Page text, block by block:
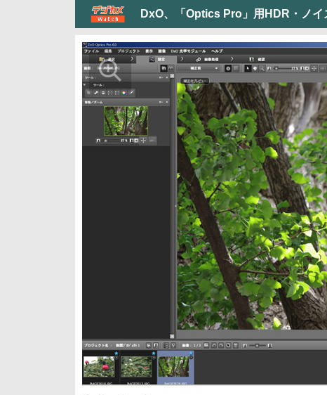
DxO、「Optics Pro」用HDR・ノイ